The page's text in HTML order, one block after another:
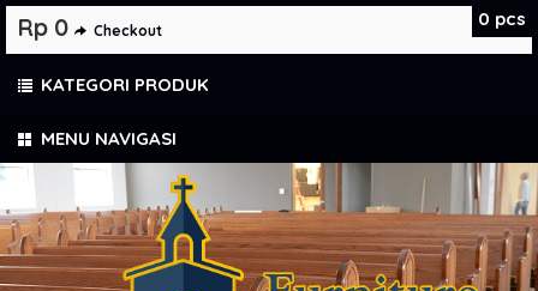
MENU NAVIGASI
0 pcs
Rp 0 Checkout
KATEGORI PRODUK